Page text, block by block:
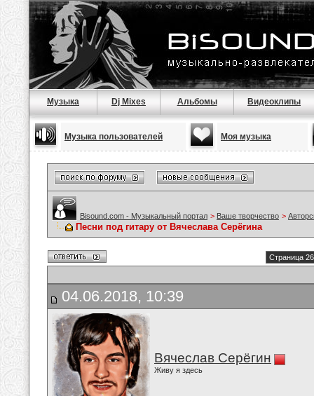
Музыка Dj Mixes Альбомы Видеоклипы
Музыка пользователей Моя музыка
Bisound.com - Музыкальный портал > Ваше творчество >
Песни под гитару от Вячеслава Серёгина
Страница
04.06.2018, 10:39
Вячеслав Серёгин
Живу я здесь